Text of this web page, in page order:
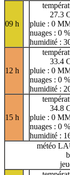
09 h
27.3
pluie : 0
nuages : 0 %
humidité :
12 h
33.4
pluie : 0
nuages : 0 %
humidité :
15 h
34.8
pluie : 0
nuages : 0 %
humidité :
météo